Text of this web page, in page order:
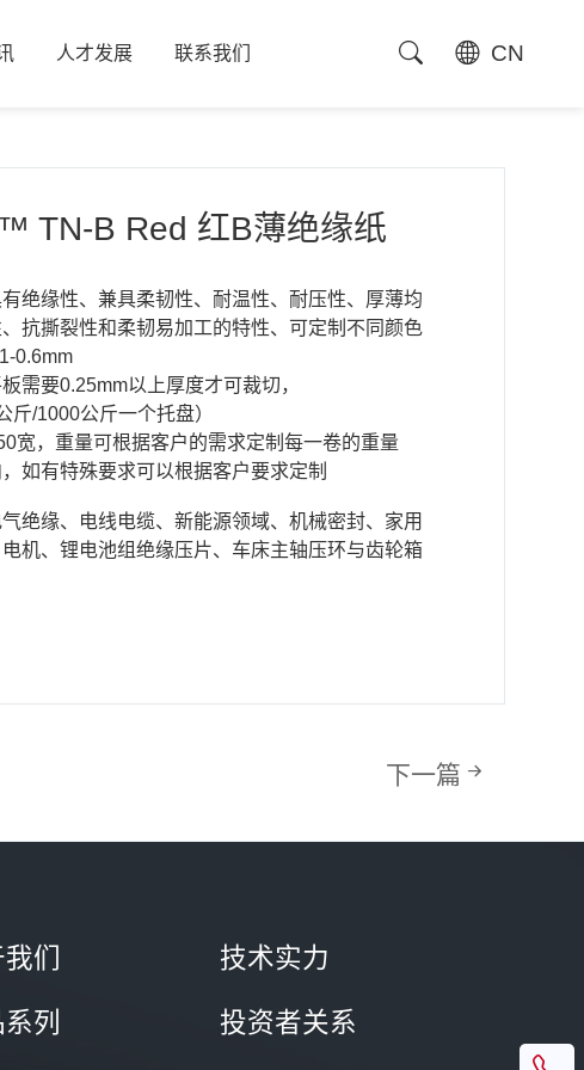
人才发展 联系我们 CN
TN-B Red 红B薄绝缘纸
绝缘性、兼具柔韧性、耐温性、耐压性、厚薄均
抗撕裂性和柔韧易加工的特性、可定制不同颜色
0.6mm
需要0.25mm以上厚度才可裁切，
斤/1000公斤一个托盘）
宽，重量可根据客户的需求定制每一卷的重量
如有特殊要求可以根据客户要求定制
气绝缘、电线电缆、新能源领域、机械密封、家用
机、锂电池组绝缘压片、车床主轴压环与齿轮箱
下一篇
们 技术实力
列 投资者关系